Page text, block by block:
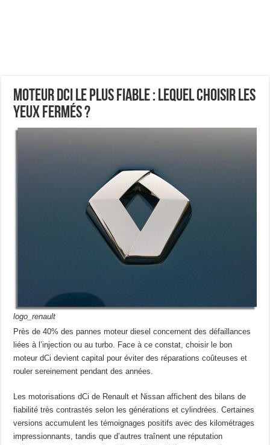
Moteur dCi le plus fiable : lequel choisir les
yeux fermés ?
logo_renault
Près de 40% des pannes moteur diesel concernent des défaillances
liées à l’injection ou au turbo. Face à ce constat, choisir le bon
moteur dCi devient capital pour éviter des réparations coûteuses et
rouler sereinement pendant des années.
Les motorisations dCi de Renault et Nissan affichent des bilans de
fiabilité très contrastés selon les générations et cylindrées. Certaines
versions accumulent les témoignages positifs avec des kilométrages
impressionnants, tandis que d’autres traînent une réputation